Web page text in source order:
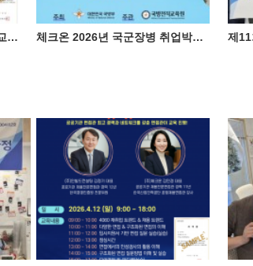
제12회 체크온 채용전문면접관교육 민간자격과정 체크온 2026년 국군장병 취업박람회 참가